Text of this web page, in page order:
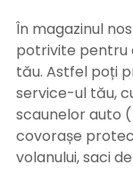
În magazinul
potrivite pentru
tău. Astfel poți
service-ul tău,
scaunelor auto
covorașe
volanului, saci